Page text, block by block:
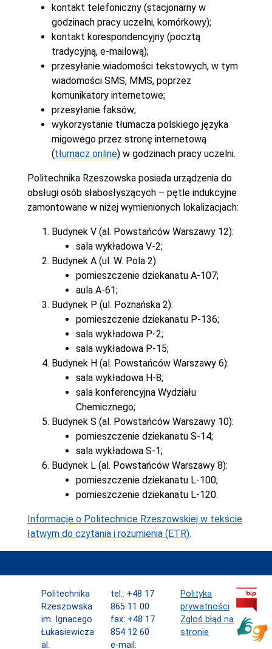
kontakt telefoniczny (stacjonarny w
godzinach pracy uczelni, komórkowy);
kontakt korespondencyjny (pocztą
tradycyjną, e-mailową);
przesyłanie wiadomości tekstowych, w tym
wiadomości SMS, MMS, poprzez
komunikatory internetowe;
przesyłanie faksów;
wykorzystanie tłumacza polskiego języka
migowego przez stronę internetową
(tłumacz online) w godzinach pracy uczelni.
Politechnika Rzeszowska posiada urządzenia do
obsługi osób słabosłyszących – pętle indukcyjne
zamontowane w niżej wymienionych lokalizacjach:
Budynek V (al. Powstańców Warszawy 12):
sala wykładowa V-2;
Budynek A (ul. W. Pola 2):
pomieszczenie dziekanatu A-107;
aula A-61;
Budynek P (ul. Poznańska 2):
pomieszczenie dziekanatu P-136;
sala wykładowa P-2;
sala wykładowa P-15;
Budynek H (al. Powstańców Warszawy 6):
sala wykładowa H-8;
sala konferencyjna Wydziału
Chemicznego;
Budynek S (al. Powstańców Warszawy 10):
pomieszczenie dziekanatu S-14;
sala wykładowa S-1;
Budynek L (al. Powstańców Warszawy 8):
pomieszczenie dziekanatu L-100;
pomieszczenie dziekanatu L-120.
Informacje o Politechnice Rzeszowskiej w tekście
łatwym do czytania i rozumienia (ETR).
Politechnika
Rzeszowska
im. Ignacego
Łukasiewicza
al.
tel.: +48 17
865 11 00
fax: +48 17
854 12 60
e-mail:
Polityka
prywatności
Zgłoś błąd na
stronie